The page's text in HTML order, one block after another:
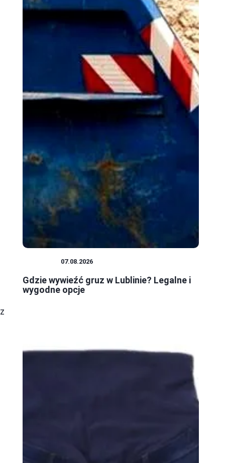
07.08.2026
Gdzie wywieźć gruz w Lublinie? Legalne i
wygodne opcje